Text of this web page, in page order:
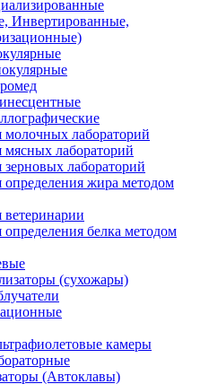
Инвертированные,
молочных лабораторий
мясных лабораторий
лабораторий
определения жира методом
белка методом
(сухожары)
камеры
(Автоклавы)